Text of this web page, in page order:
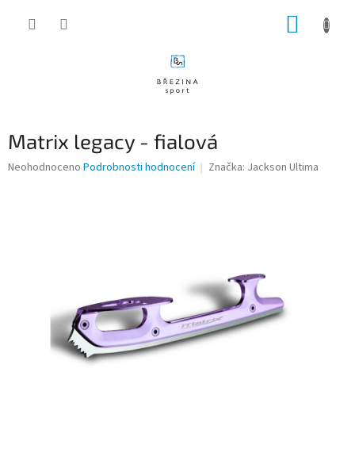
Matrix legacy - fialová
Průměrné
Neohodnoceno Podrobnosti hodnocení Značka: Jackson Ultima